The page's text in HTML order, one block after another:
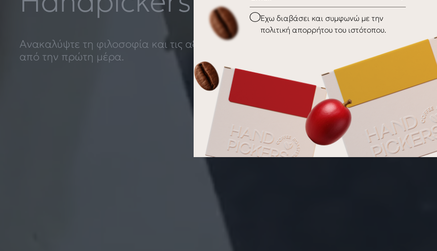
Ανακαλύψτε τη φιλοσοφία και τις αξίες που μας καθοδηγούν
από την πρώτη μέρα.
Checkbox
Έχω διαβάσει και συμφωνώ με την
πολιτική απορρήτου του ιστότοπου.